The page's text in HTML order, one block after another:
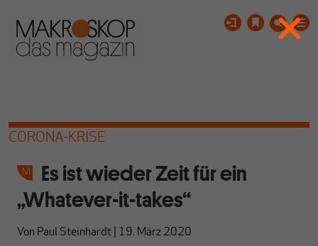
CORONA-KRISE
Es ist wieder Zeit für ein
„Whatever-it-takes“
Von Paul Steinhardt 19. März 2020